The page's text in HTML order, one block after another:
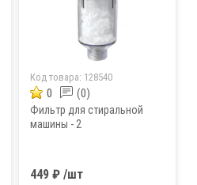
Код товара: 128540
0 (0)
Фильтр для стиральной
машины - 2
449 ₽ /шт